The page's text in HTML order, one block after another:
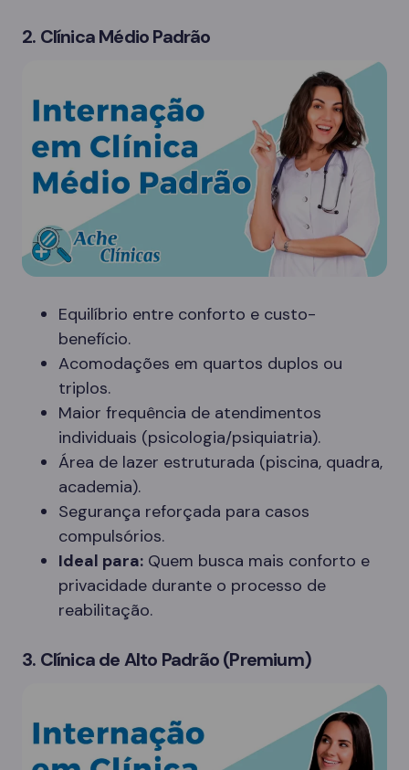
2. Clínica Médio Padrão
Equilíbrio entre conforto e custo-
benefício.
Acomodações em quartos duplos ou
triplos.
Maior frequência de atendimentos
individuais (psicologia/psiquiatria).
Área de lazer estruturada (piscina, quadra,
academia).
Segurança reforçada para casos
compulsórios.
Ideal para: Quem busca mais conforto e
privacidade durante o processo de
reabilitação.
3. Clínica de Alto Padrão (Premium)